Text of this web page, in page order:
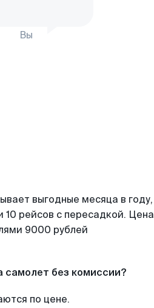
Вы
выгодные месяца в году,
рейсов с пересадкой. Цена
9000 рублей
самолет без комиссии?
по цене.